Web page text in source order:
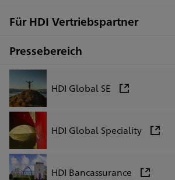
Für HDI Vertriebspartner
Pressebereich
HDI Global SE
HDI Global Speciality
HDI Bancassurance